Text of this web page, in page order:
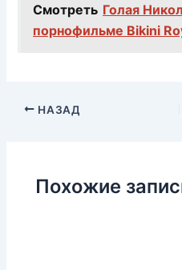
Смотреть Голая
порнофильме Bikini
НАЗАД
Похожие